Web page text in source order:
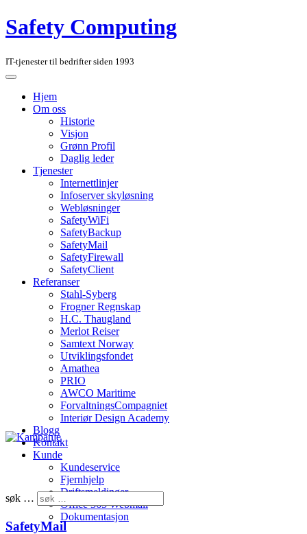
Safety Computing
IT-tjenester til bedrifter siden 1993
Hjem
Om oss
Historie
Visjon
Grønn Profil
Daglig leder
Tjenester
Internettlinjer
Infoserver skyløsning
Webløsninger
SafetyWiFi
SafetyBackup
SafetyMail
SafetyFirewall
SafetyClient
Referanser
Stahl-Syberg
Frogner Regnskap
H.C. Thaugland
Merlot Reiser
Samtext Norway
Utviklingsfondet
Amathea
PRIO
AWCO Maritime
ForvaltningsCompagniet
Interiør Design Academy
Blogg
Kontakt
Kunde
Kundeservice
Fjernhjelp
Driftsmeldinger
Office 365 Webmail
Dokumentasjon
søk …
SafetyMail